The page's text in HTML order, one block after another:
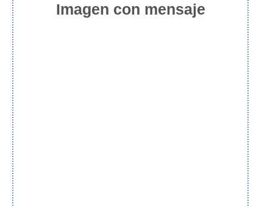
Imagen con mensaje